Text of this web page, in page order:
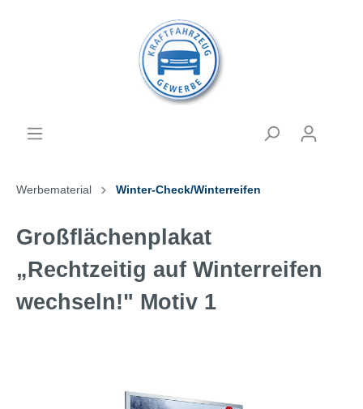
Werbematerial Winter-Check/Winterreifen
Großflächenplakat
„Rechtzeitig auf Winterreifen
wechseln!" Motiv 1